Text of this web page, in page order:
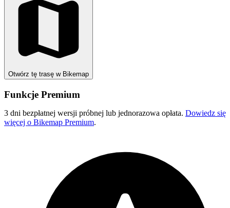
Otwórz tę trasę w Bikemap
Funkcje Premium
3 dni bezpłatnej wersji próbnej lub jednorazowa opłata. Dowiedz się
więcej o Bikemap Premium.